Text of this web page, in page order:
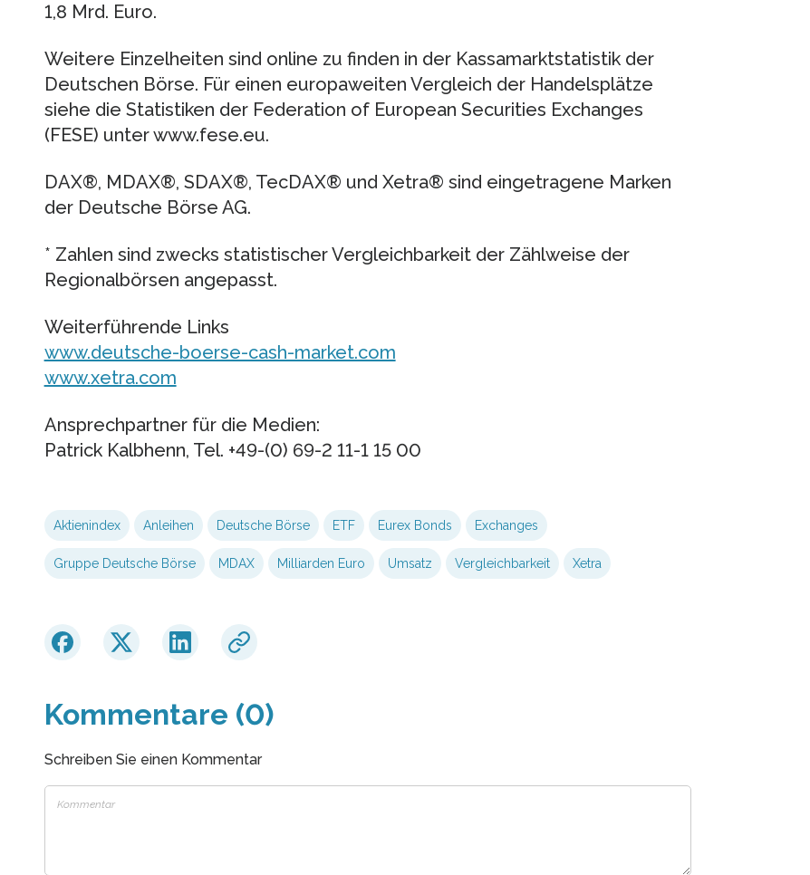
1,8 Mrd. Euro.
Weitere Einzelheiten sind online zu finden in der Kassamarktstatistik der
Deutschen Börse. Für einen europaweiten Vergleich der Handelsplätze
siehe die Statistiken der Federation of European Securities Exchanges
(FESE) unter www.fese.eu.
DAX®, MDAX®, SDAX®, TecDAX® und Xetra® sind eingetragene Marken
der Deutsche Börse AG.
* Zahlen sind zwecks statistischer Vergleichbarkeit der Zählweise der
Regionalbörsen angepasst.
Weiterführende Links
www.deutsche-boerse-cash-market.com
www.xetra.com
Ansprechpartner für die Medien:
Patrick Kalbhenn, Tel. +49-(0) 69-2 11-1 15 00
Aktienindex Anleihen Deutsche Börse ETF Eurex Bonds Exchanges
Gruppe Deutsche Börse MDAX Milliarden Euro Umsatz Vergleichbarkeit Xetra
Kommentare (0)
Schreiben Sie einen Kommentar